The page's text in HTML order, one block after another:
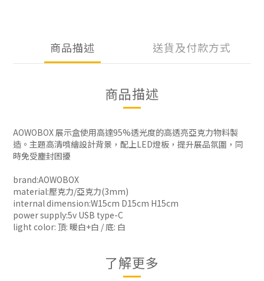
商品描述 送貨及付款方式
商品描述
AOWOBOX 展示盒使用高達95%透光度的高透亮亞克力物料製
造。主題高清噴繪設計背景，配上LED燈板，提升展品氛圍，同
時免受塵封困擾
brand:AOWOBOX
material:壓克力/亞克力(3mm)
internal dimension:W15cm D15cm H15cm
power supply:5v USB type-C
light color: 頂: 暖白+白 / 底: 白
了解更多